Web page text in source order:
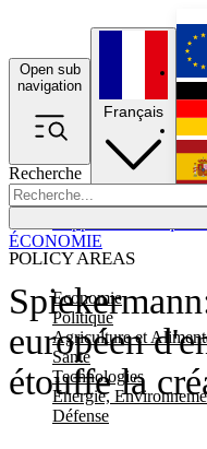
Open sub
navigation
Recherche
POLICY AREAS
Economie
Politique
Agriculture et
Santé
Technologies
Energie,
Défense
Français
européen
étouffe la
ÉCONOMIE